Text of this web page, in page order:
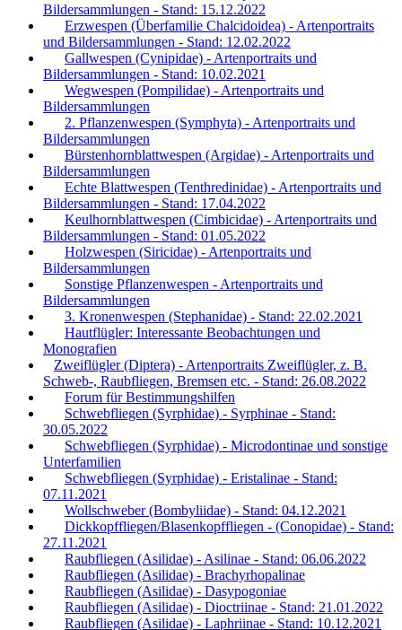
Bildersammlungen - Stand: 15.12.2022
Erzwespen (Überfamilie Chalcidoidea) - Artenportraits
und Bildersammlungen - Stand: 12.02.2022
Gallwespen (Cynipidae) - Artenportraits und
Bildersammlungen - Stand: 10.02.2021
Wegwespen (Pompilidae) - Artenportraits und
Bildersammlungen
2. Pflanzenwespen (Symphyta) - Artenportraits und
Bildersammlungen
Bürstenhornblattwespen (Argidae) - Artenportraits und
Bildersammlungen
Echte Blattwespen (Tenthredinidae) - Artenportraits und
Bildersammlungen - Stand: 17.04.2022
Keulhornblattwespen (Cimbicidae) - Artenportraits und
Bildersammlungen - Stand: 01.05.2022
Holzwespen (Siricidae) - Artenportraits und
Bildersammlungen
Sonstige Pflanzenwespen - Artenportraits und
Bildersammlungen
3. Kronenwespen (Stephanidae) - Stand: 22.02.2021
Hautflügler: Interessante Beobachtungen und
Monografien
Zweiflügler (Diptera) - Artenportraits Zweiflügler, z. B.
Schweb-, Raubfliegen, Bremsen etc. - Stand: 26.08.2022
Forum für Bestimmungshilfen
Schwebfliegen (Syrphidae) - Syrphinae - Stand:
30.05.2022
Schwebfliegen (Syrphidae) - Microdontinae und sonstige
Unterfamilien
Schwebfliegen (Syrphidae) - Eristalinae - Stand:
07.11.2021
Wollschweber (Bombyliidae) - Stand: 04.12.2021
Dickkopffliegen/Blasenkopffliegen - (Conopidae) - Stand:
27.11.2021
Raubfliegen (Asilidae) - Asilinae - Stand: 06.06.2022
Raubfliegen (Asilidae) - Brachyrhopalinae
Raubfliegen (Asilidae) - Dasypogoniae
Raubfliegen (Asilidae) - Dioctriinae - Stand: 21.01.2022
Raubfliegen (Asilidae) - Laphriinae - Stand: 10.12.2021